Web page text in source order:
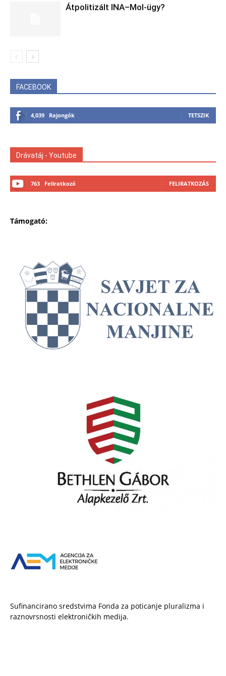
Átpolitizált INA–Mol-ügy?
FACEBOOK
4,039 Rajongók TETSZIK
Drávatáj - Youtube
763 Feliratkozó FELIRATKOZÁS
Támogató:
Sufinancirano sredstvima Fonda za poticanje pluralizma i
raznovrsnosti elektroničkih medija.